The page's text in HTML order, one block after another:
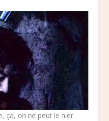
ça, on ne peut le nier.